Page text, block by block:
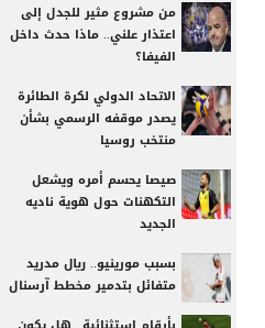
من مشروع مثير للجدل إلى
اعتذار علني.. ماذا حدث داخل
الفيفا؟
الاتحاد الدولي لكرة الطائرة
يصدر موقفه الرسمي بشأن
منتخب روسيا
صيصا يحسم أمره ويشعل
التكهنات حول هوية ناديه
الجديد
بسبب مورينيو.. ريال مدريد
متفائل بتدمير مخطط آرسنال